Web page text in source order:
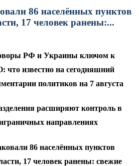
86 населённых пунктов
17 человек ранены:...
РФ и Украины ключом к
известно на сегодняшний
политиков на 7 августа
расширяют контроль в
направлениях
86 населённых пунктов
17 человек ранены: свежие